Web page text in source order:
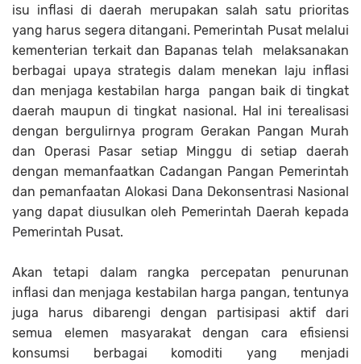
isu inflasi di daerah merupakan salah satu prioritas
yang harus segera ditangani. Pemerintah Pusat melalui
kementerian terkait dan Bapanas telah melaksanakan
berbagai upaya strategis dalam menekan laju inflasi
dan menjaga kestabilan harga pangan baik di tingkat
daerah maupun di tingkat nasional. Hal ini terealisasi
dengan bergulirnya program Gerakan Pangan Murah
dan Operasi Pasar setiap Minggu di setiap daerah
dengan memanfaatkan Cadangan Pangan Pemerintah
dan pemanfaatan Alokasi Dana Dekonsentrasi Nasional
yang dapat diusulkan oleh Pemerintah Daerah kepada
Pemerintah Pusat.
Akan tetapi dalam rangka percepatan penurunan
inflasi dan menjaga kestabilan harga pangan, tentunya
juga harus dibarengi dengan partisipasi aktif dari
semua elemen masyarakat dengan cara efisiensi
konsumsi berbagai komoditi yang menjadi